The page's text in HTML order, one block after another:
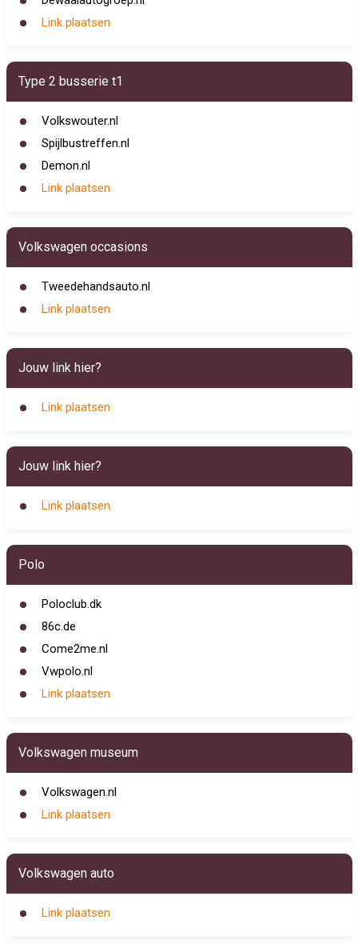
Link plaatsen
Type 2 busserie t1
Volkswouter.nl
Spijlbustreffen.nl
Demon.nl
Link plaatsen
Volkswagen occasions
Tweedehandsauto.nl
Link plaatsen
Jouw link hier?
Link plaatsen
Jouw link hier?
Link plaatsen
Polo
Poloclub.dk
86c.de
Come2me.nl
Vwpolo.nl
Link plaatsen
Volkswagen museum
Volkswagen.nl
Link plaatsen
Volkswagen auto
Link plaatsen